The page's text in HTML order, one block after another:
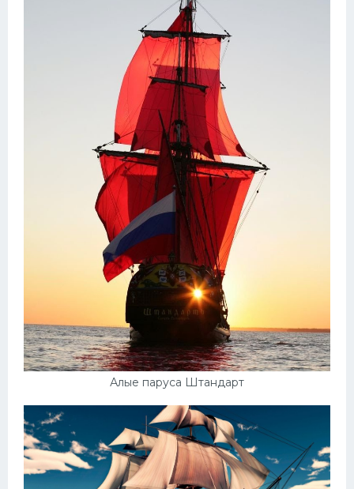
Алые паруса Штандарт